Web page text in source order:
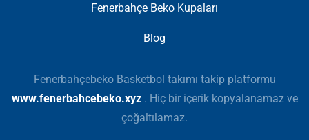
Fenerbahçe Beko Kupaları
Blog
Fenerbahçebeko Basketbol takımı takip platformu
www.fenerbahcebeko.xyz. Hiç bir içerik kopyalanamaz ve
çoğaltılamaz.